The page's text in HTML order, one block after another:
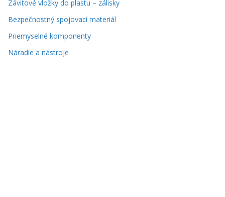
Závitové vložky do plastu – zálisky
Bezpečnostný spojovací materiál
Priemyselné komponenty
Náradie a nástroje